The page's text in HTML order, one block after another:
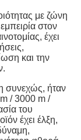
με ζώνη
στον
έχει
και την
συνεχώς, ήταν
/ 3000 m /
του
έχει έλξη,